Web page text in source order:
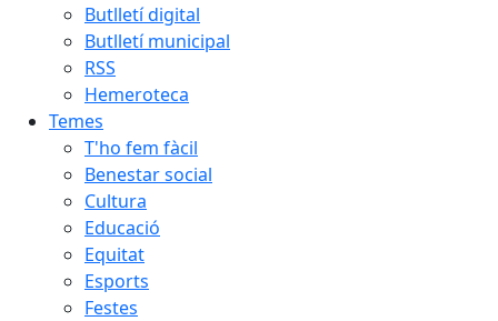
Butlletí digital
Butlletí municipal
RSS
Hemeroteca
Temes
T'ho fem fàcil
Benestar social
Cultura
Educació
Equitat
Esports
Festes